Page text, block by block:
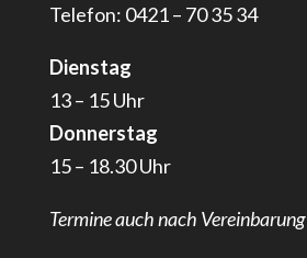
Telefon: 0421 – 70 35 34
Dienstag
13 – 15 Uhr
Donnerstag
15 – 18.30 Uhr
Termine auch nach